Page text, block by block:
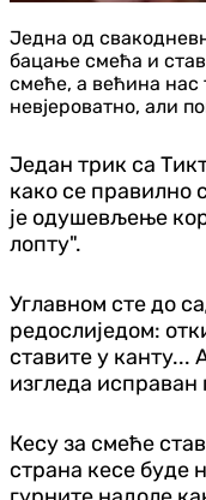
Једна од
бацање смећа и
смеће, а већина нас
невјероватно, али
Један трик са
како се правилно
је одушевљење
лопту".
Углавном сте до
редослиједом:
ставите у канту...
изгледа исправан
Кесу за смеће
страна кесе буде